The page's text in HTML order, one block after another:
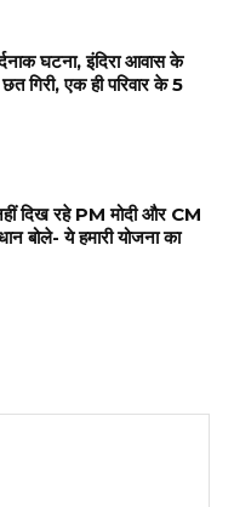
घटना, इंदिरा आवास के
गिरी, एक ही परिवार के 5
दिख रहे PM मोदी और CM
बोले- ये हमारी योजना का